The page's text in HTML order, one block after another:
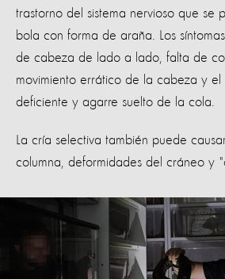
trastorno del sistema nervioso que se
bola con forma de araña. Los
de cabeza de lado a lado, falta de
movimiento errático de la cabeza y el
deficiente y agarre suelto de la cola.
La cría selectiva también puede
columna, deformidades del cráneo y